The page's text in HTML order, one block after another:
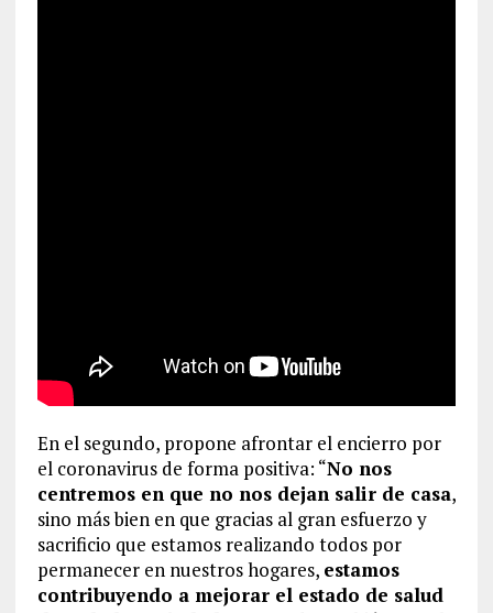
En el segundo, propone afrontar el encierro por
el coronavirus de forma positiva: “No nos
centremos en que no nos dejan salir de casa,
sino más bien en que gracias al gran esfuerzo y
sacrificio que estamos realizando todos por
permanecer en nuestros hogares, estamos
contribuyendo a mejorar el estado de salud